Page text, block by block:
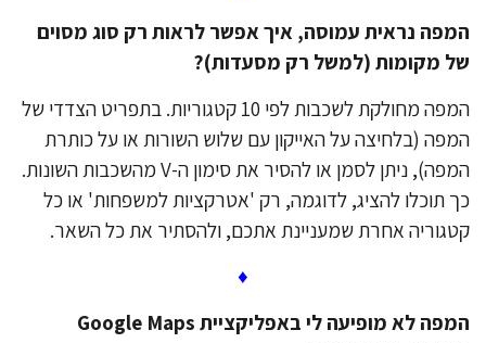
נראית עמוסה, איך אפשר לראות רק סוג מסוים
מקומות (למשל רק מסעדות)?
המפה מחולקת לשכבות לפי 10 קטגוריות. בתפריט הצדדי של
(בלחיצה על האייקון עם שלוש השורות או על כותרת
המפה), ניתן לסמן או להסיר את סימון ה-V מהשכבות השונות.
תוכלו להציג, לדוגמה, רק 'אטרקציות למשפחות' או כל
אחרת שמעניינת אתכם, ולהסתיר את כל השאר.
המפה לא מופיעה לי באפליקציית Google Maps